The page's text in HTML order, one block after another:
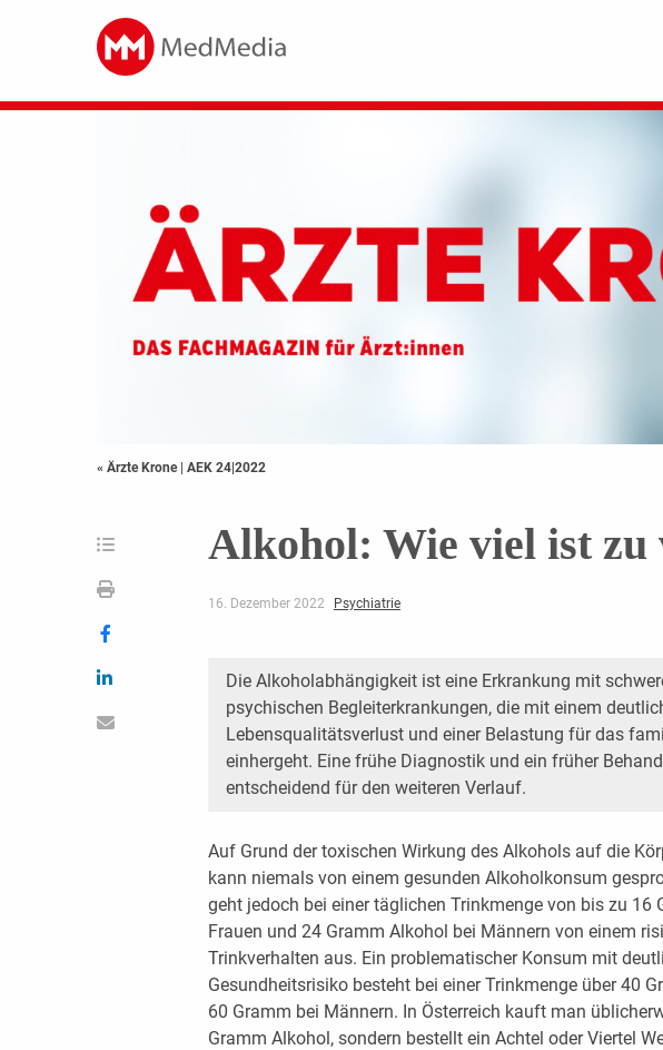
« Ärzte Krone | AEK 24|2022
Alkohol: Wie viel ist zu
16. Dezember 2022 Psychiatrie
Die Alkoholabhängigkeit ist eine Erkrankung mit
psychischen Begleiterkrankungen, die mit einem
Lebensqualitätsverlust und einer Belastung für das
einhergeht. Eine frühe Diagnostik und ein früher
entscheidend für den weiteren Verlauf.
Auf Grund der toxischen Wirkung des Alkohols auf die
kann niemals von einem gesunden Alkoholkonsum
geht jedoch bei einer täglichen Trinkmenge von bis zu 16
Frauen und 24 Gramm Alkohol bei Männern von einem
Trinkverhalten aus. Ein problematischer Konsum mit
Gesundheitsrisiko besteht bei einer Trinkmenge über 40
60 Gramm bei Männern. In Österreich kauft man
Gramm Alkohol, sondern bestellt ein Achtel oder Viertel